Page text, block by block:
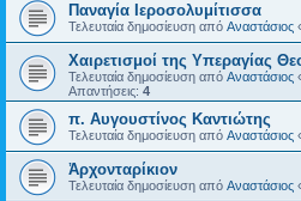
Παναγία Ιεροσολυμίτισσα
Τελευταία δημοσίευση από Αναστάσιος
Χαιρετισμοί της Υπεραγίας
Τελευταία δημοσίευση από Αναστάσιος
Απαντήσεις: 4
π. Αυγουστίνος Καντιώτης
Τελευταία δημοσίευση από Αναστάσιος
Ἀρχονταρίκιον
Τελευταία δημοσίευση από Αναστάσιος